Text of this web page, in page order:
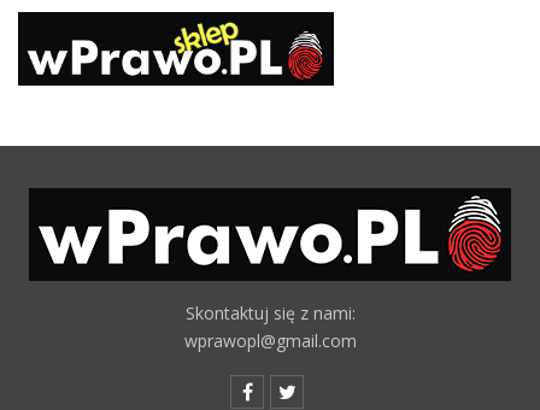
Skontaktuj się z nami:
wprawopl@gmail.com